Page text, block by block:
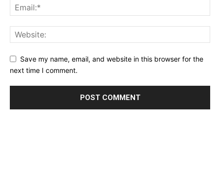
Save my name, email, and website in this browser for the
next time I comment.